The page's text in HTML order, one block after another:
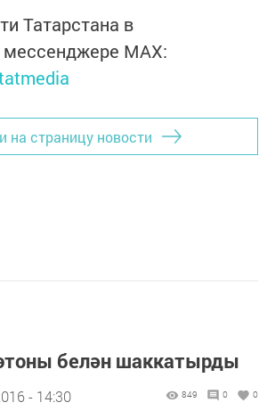
Татарстана в
MАХ:
на страницу новости
белән шаккатырды
- 14:30 849 0 0